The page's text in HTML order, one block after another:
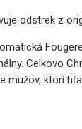
odstrek z
Celkovo
mužov, ktorí